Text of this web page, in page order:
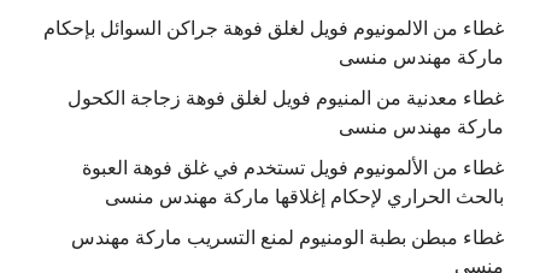
غطاء من الالمونيوم فويل لغلق فوهة جراكن السوائل بإحكام
ماركة مهندس منسى
غطاء معدنية من المنيوم فويل لغلق فوهة زجاجة الكحول
ماركة مهندس منسى
غطاء من الألمونيوم فويل تستخدم في غلق فوهة العبوة
بالحث الحراري لإحكام إغلاقها ماركة مهندس منسى
غطاء مبطن بطبة الومنيوم لمنع التسريب ماركة مهندس
منسى